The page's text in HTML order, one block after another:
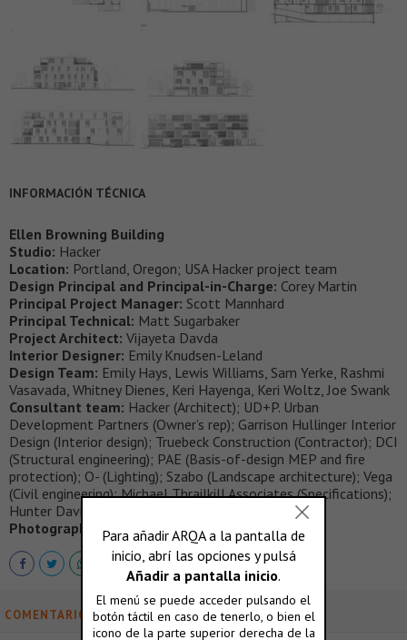
INFORMACIÓN TÉCNICA
Ellen Browning Building
Studio: Hacker
Location: Portland, Oregon; USA Hacker project team
Design Principal and Principal-in-Charge: Corey Martin
Principal Project Manager: Scott Mannhard
Principal Technical: Matt Sugarbaker
Project Architect: Vijayeta Davda
Interior Designer: Emily Knudsen-Leland
Design Team: Emily Hays, Lewis Williams, Sam Yerke, Rashmi
Vasavada, Whitney Dienes, Keri Hayenga, Keri Woltz, Joe Swank
Consultant team: Hacker (Architect); UD+P. Urban
Development Partners (Owner’s rep); Garrison Hullinger Interior
Design (Interior design); Truebeck Construction (Contractor); DCI
(Structural engineering); PAE (Basis-of-design MEP and fire
protection); O- (Lighting); Szabo (Landscape architecture); Vega
(Civil engineering); Michael Thrailkill Associates (Specifications);
Hunter Davisson (Design-build mechanical)
Photography:
Jeremy Bittermann
COMENTARIOS